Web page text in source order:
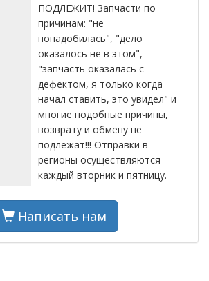
ПОДЛЕЖИТ! Запчасти по
причинам: "не
понадобилась", "дело
оказалось не в этом",
"запчасть оказалась с
дефектом, я только когда
начал ставить, это увидел" и
многие подобные причины,
возврату и обмену не
подлежат!!! Отправки в
регионы осуществляются
каждый вторник и пятницу.
Написать нам